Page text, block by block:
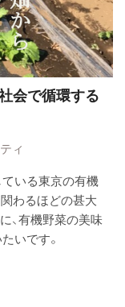
会で循環する
ィ
いる東京の有機
わるほどの甚大
、有機野菜の美味
いです。